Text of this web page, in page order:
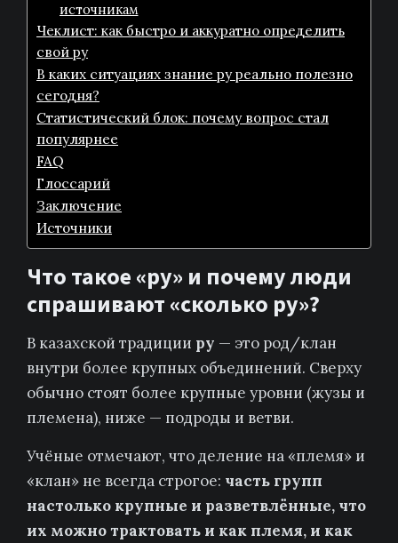
источникам
Чеклист: как быстро и аккуратно определить
свой ру
В каких ситуациях знание ру реально полезно
сегодня?
Статистический блок: почему вопрос стал
популярнее
FAQ
Глоссарий
Заключение
Источники
Что такое «ру» и почему люди
спрашивают «сколько ру»?
В казахской традиции ру — это род/клан
внутри более крупных объединений. Сверху
обычно стоят более крупные уровни (жузы и
племена), ниже — подроды и ветви.
Учёные отмечают, что деление на «племя» и
«клан» не всегда строгое: часть групп
настолько крупные и разветвлённые, что
их можно трактовать и как племя, и как